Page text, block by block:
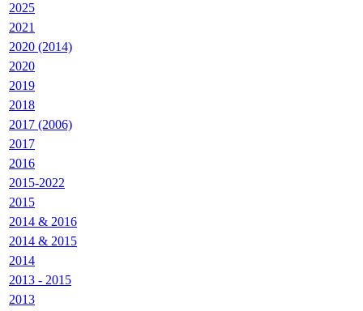
2025
2021
2020 (2014)
2020
2019
2018
2017 (2006)
2017
2016
2015-2022
2015
2014 & 2016
2014 & 2015
2014
2013 - 2015
2013